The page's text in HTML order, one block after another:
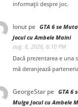
informații despre joc.
Ionut pe GTA 6 se
Jocul cu Ambele Maini
aug. 6, 2026, 6:10 PM
Dacă prezentarea e una
mă deranjează
GeorgeStar pe GTA 6
Mulge Jocul cu Ambele